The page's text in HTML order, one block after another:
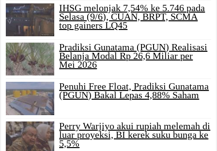
IHSG melonjak 7,54% ke 5.746 pada
Selasa (9/6), CUAN, BRPT, SCMA
top gainers LQ45
Pradiksi Gunatama (PGUN) Realisasi
Belanja Modal Rp 26,6 Miliar per
Mei 2026
Penuhi Free Float, Pradiksi Gunatama
(PGUN) Bakal Lepas 4,88% Saham
Perry Warjiyo akui rupiah melemah di
luar proyeksi, BI kerek suku bunga ke
5,5%